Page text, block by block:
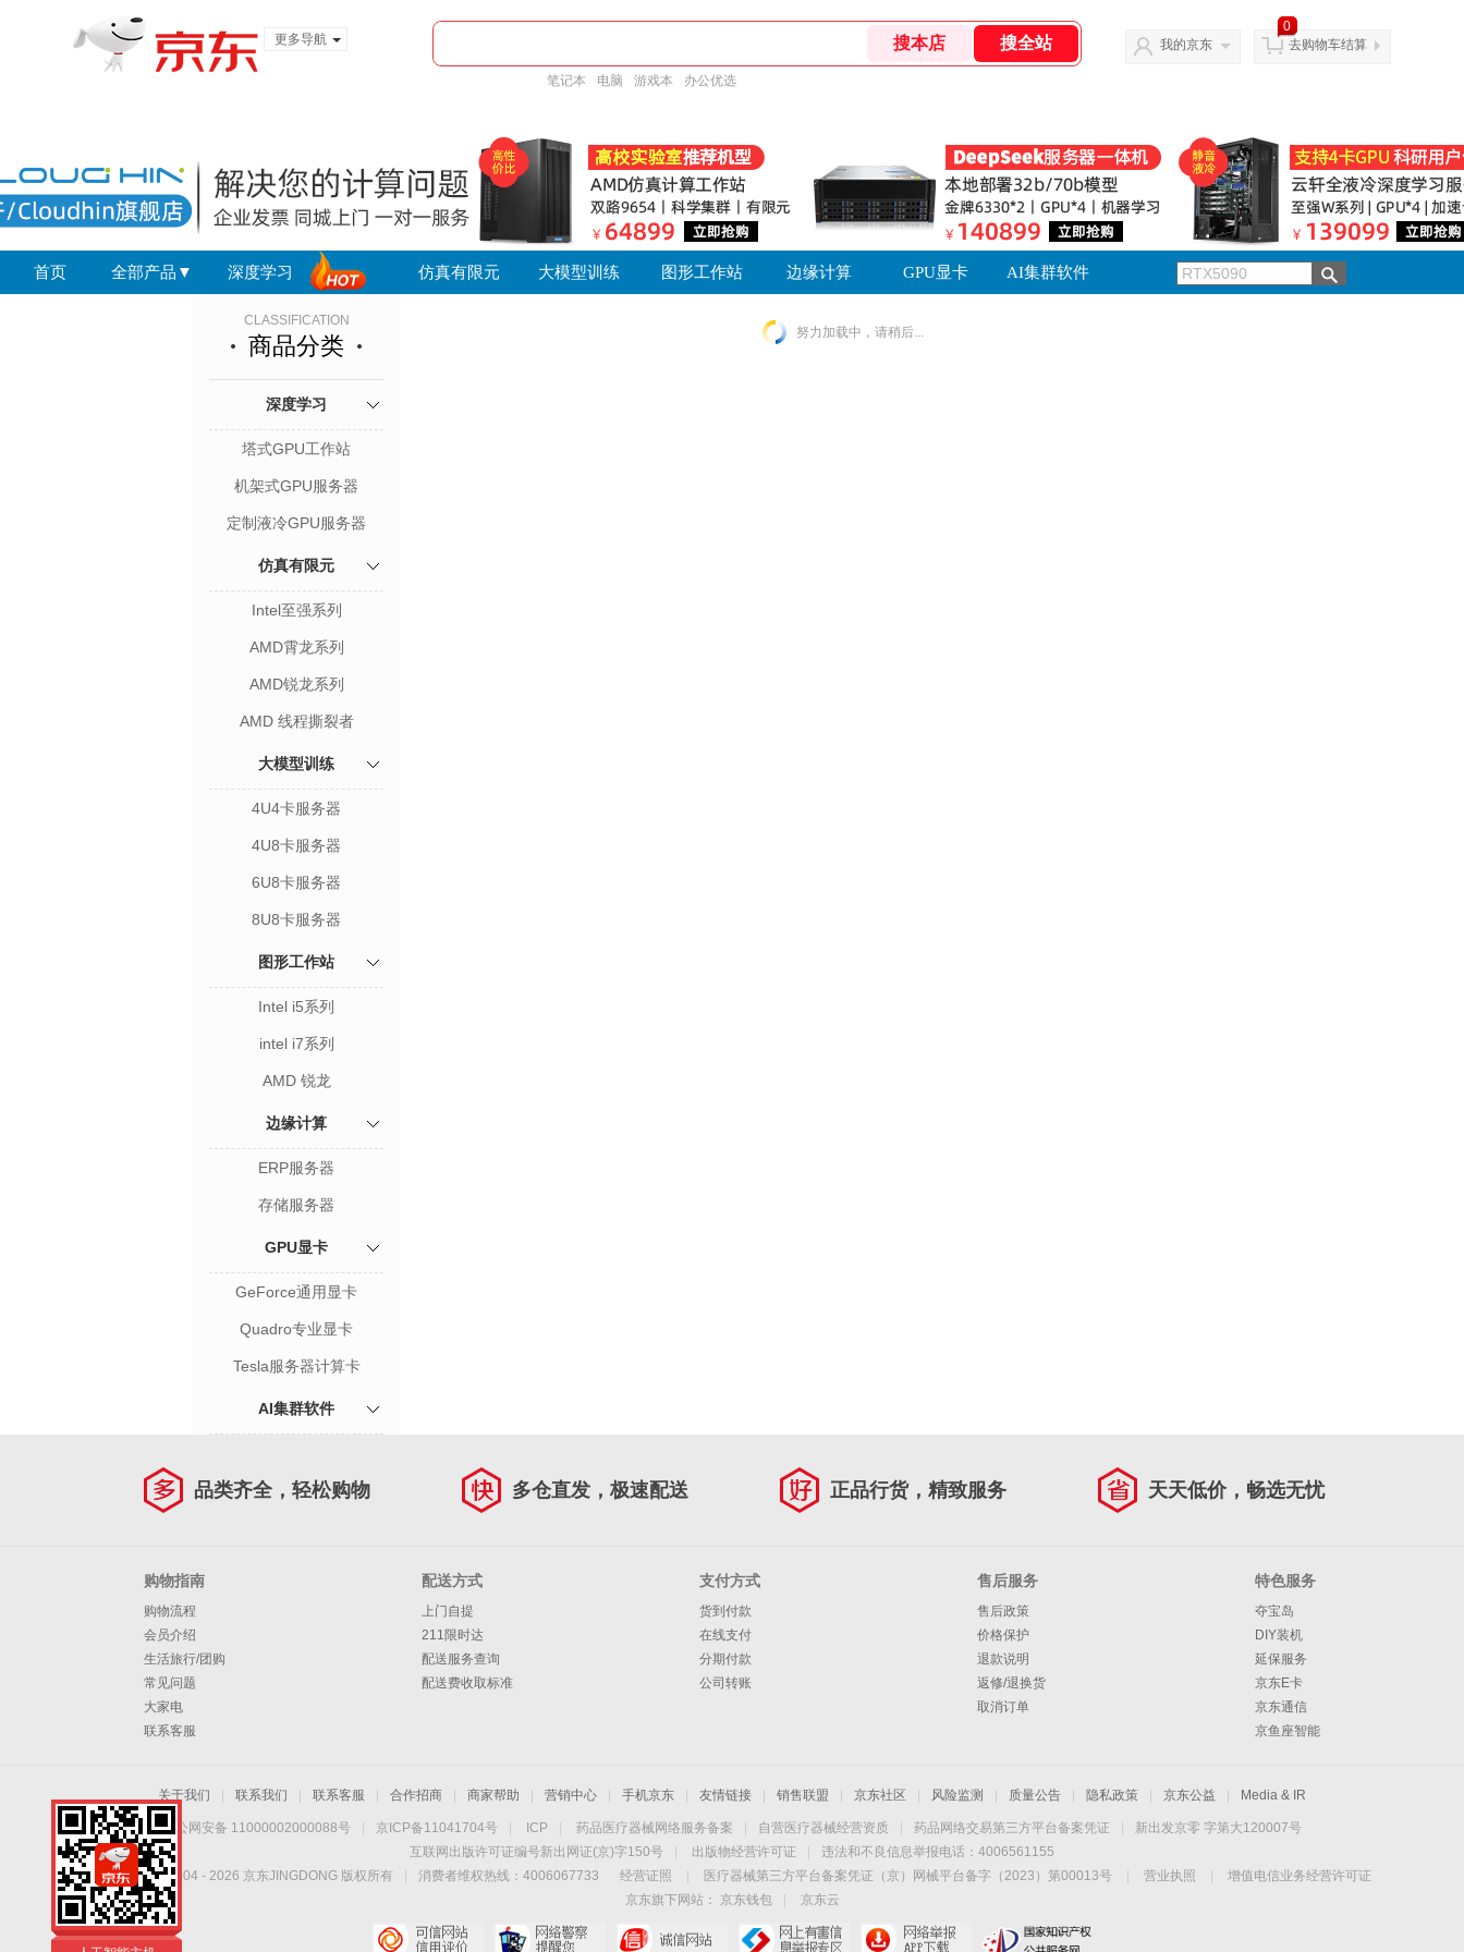
更多导航
笔记本 电脑 游戏本 办公优选
我的京东
0
去购物车结算
首页 GPU显卡
边缘计算
图形工作站
深度学习 大模型训练 AI集群软件
仿真有限元
全部产品▼
CLASSIFICATION
商品分类
深度学习
塔式GPU工作站
机架式GPU服务器
定制液冷GPU服务器
仿真有限元
Intel至强系列
AMD霄龙系列
AMD锐龙系列
AMD 线程撕裂者
大模型训练
4U4卡服务器
4U8卡服务器
6U8卡服务器
8U8卡服务器
图形工作站
Intel i5系列
intel i7系列
AMD 锐龙
边缘计算
ERP服务器
存储服务器
GPU显卡
GeForce通用显卡
Quadro专业显卡
Tesla服务器计算卡
AI集群软件
努力加载中，请稍后...
品类齐全，轻松购物 多仓直发，极速配送 正品行货，精致服务 天天低价，畅选无忧
购物指南
购物流程
会员介绍
生活旅行/团购
常见问题
大家电
联系客服
配送方式
上门自提
211限时达
配送服务查询
配送费收取标准
支付方式
货到付款
在线支付
分期付款
公司转账
售后服务
售后政策
价格保护
退款说明
返修/退换货
取消订单
特色服务
夺宝岛
DIY装机
延保服务
京东E卡
京东通信
京鱼座智能
关于我们 联系我们 联系客服 合作招商 商家帮助 营销中心 手机京东 友情链接 销售联盟 京东社区 风险监测 质量公告 隐私政策 京东公益 Media & IR
京公网安备 11000002000088号 京ICP备11041704号 ICP 药品医疗器械网络服务备案 自营医疗器械经营资质 药品网络交易第三方平台备案凭证
新出发京零 字第大120007号
互联网出版许可证编号新出网证(京)字150号
出版物经营许可证
违法和不良信息举报电话：4006561155
Copyright © 2004 - 2026 京东JINGDONG 版权所有 消费者维权热线：4006067733 经营证照 医疗器械第三方平台备案凭证（京）网械平台备字（2023）第00013号 营业执照
增值电信业务经营许可证
京东旗下网站：
京东钱包 京东云
深度学习方案
人工智能主机